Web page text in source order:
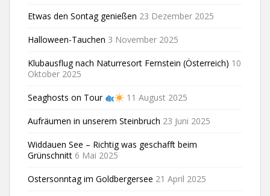
Etwas den Sontag genießen 23 Dezember 2025
Halloween-Tauchen 3 November 2025
Klubausflug nach Naturresort Fernstein (Österreich) 10
Oktober 2025
Seaghosts on Tour 11 August 2025
Aufräumen in unserem Steinbruch 23 Juni 2025
Widdauen See – Richtig was geschafft beim
Grünschnitt 6 Mai 2025
Ostersonntag im Goldbergersee 21 April 2025